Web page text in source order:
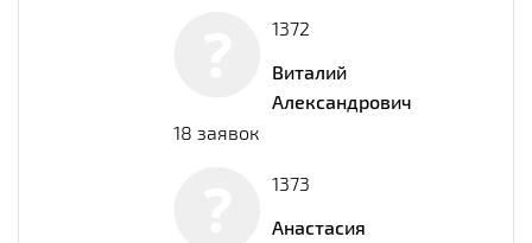
1372
Виталий
Александрович
18 заявок
1373
Анастасия